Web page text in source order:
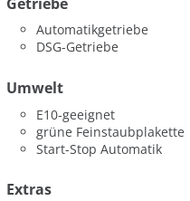
Automatikgetriebe
DSG-Getriebe
Umwelt
E10-geeignet
grüne Feinstaubplakette
Start-Stop Automatik
Extras